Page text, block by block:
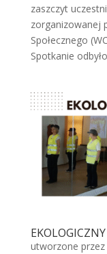
zaszczyt
zorganizowanej
Społecznego
Spotkanie
utworzone przez